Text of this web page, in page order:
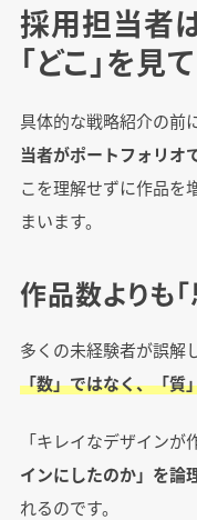
リオから伝わる
【人柄】スキル
【志望度】な
よくある質問
まとめ
採用担当者
「どこ」を見
具体的な戦略紹介の前
当者がポートフォリオ
こを理解せずに作品を
まいます。
作品数よりも
多くの未経験者が誤解
「数」ではなく、「質
「キレイなデザインが
インにしたのか」を論
れるのです。